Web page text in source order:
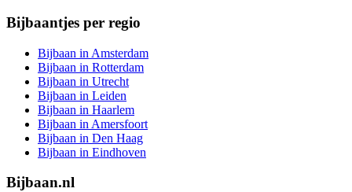
Bijbaantjes per regio
Bijbaan in Amsterdam
Bijbaan in Rotterdam
Bijbaan in Utrecht
Bijbaan in Leiden
Bijbaan in Haarlem
Bijbaan in Amersfoort
Bijbaan in Den Haag
Bijbaan in Eindhoven
Bijbaan.nl